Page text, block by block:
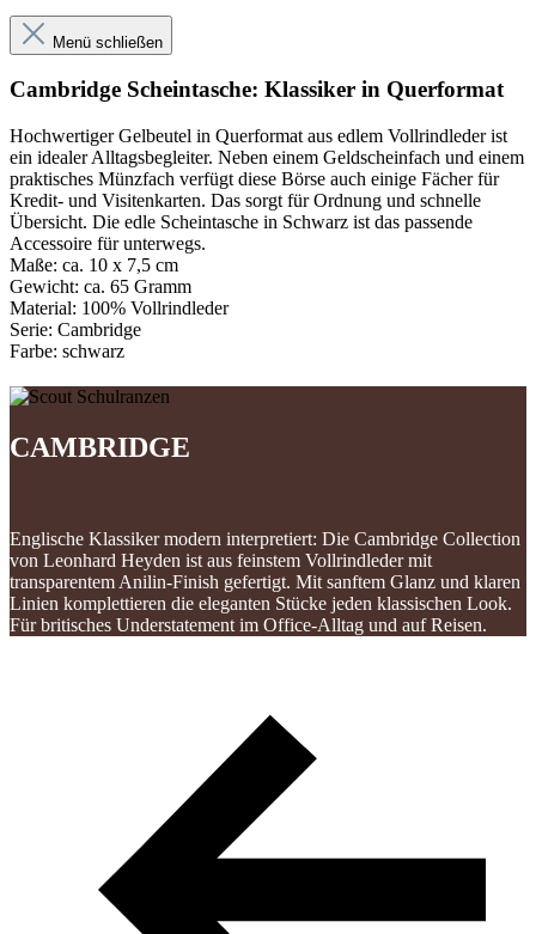
Menü schließen
Cambridge Scheintasche: Klassiker in Querformat
Hochwertiger Gelbeutel in Querformat aus edlem Vollrindleder ist
ein idealer Alltagsbegleiter. Neben einem Geldscheinfach und einem
praktisches Münzfach verfügt diese Börse auch einige Fächer für
Kredit- und Visitenkarten. Das sorgt für Ordnung und schnelle
Übersicht. Die edle Scheintasche in Schwarz ist das passende
Accessoire für unterwegs.
Maße: ca. 10 x 7,5 cm
Gewicht: ca. 65 Gramm
Material: 100% Vollrindleder
Serie: Cambridge
Farbe: schwarz
CAMBRIDGE
Englische Klassiker modern interpretiert: Die Cambridge Collection
von Leonhard Heyden ist aus feinstem Vollrindleder mit
transparentem Anilin-Finish gefertigt. Mit sanftem Glanz und klaren
Linien komplettieren die eleganten Stücke jeden klassischen Look.
Für britisches Understatement im Office-Alltag und auf Reisen.